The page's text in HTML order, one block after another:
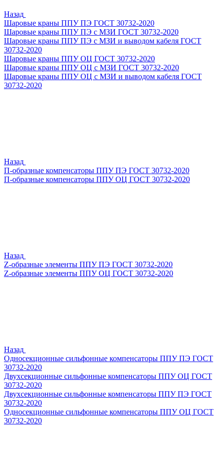
Назад
Шаровые краны ППУ ПЭ ГОСТ 30732-2020
Шаровые краны ППУ ПЭ с МЗИ ГОСТ 30732-2020
Шаровые краны ППУ ПЭ с МЗИ и выводом кабеля ГОСТ
30732-2020
Шаровые краны ППУ ОЦ ГОСТ 30732-2020
Шаровые краны ППУ ОЦ с МЗИ ГОСТ 30732-2020
Шаровые краны ППУ ОЦ с МЗИ и выводом кабеля ГОСТ
30732-2020
Назад
П-образные компенсаторы ППУ ПЭ ГОСТ 30732-2020
П-образные компенсаторы ППУ ОЦ ГОСТ 30732-2020
Назад
Z-образные элементы ППУ ПЭ ГОСТ 30732-2020
Z-образные элементы ППУ ОЦ ГОСТ 30732-2020
Назад
Односекционные сильфонные компенсаторы ППУ ПЭ ГОСТ
30732-2020
Двухсекционные сильфонные компенсаторы ППУ ОЦ ГОСТ
30732-2020
Двухсекционные сильфонные компенсаторы ППУ ПЭ ГОСТ
30732-2020
Односекционные сильфонные компенсаторы ППУ ОЦ ГОСТ
30732-2020